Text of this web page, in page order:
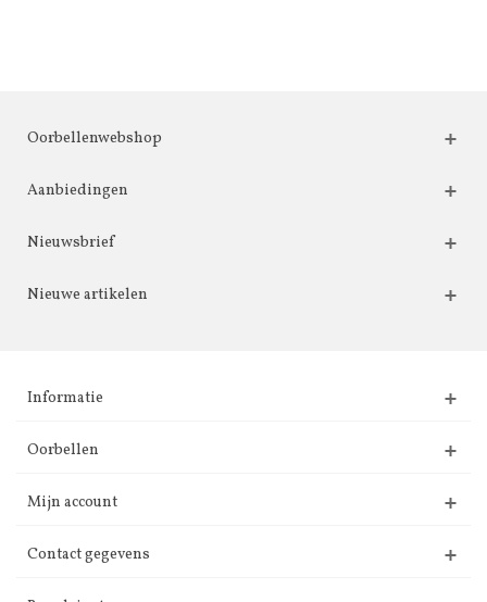
Oorbellenwebshop
Aanbiedingen
Nieuwsbrief
Nieuwe artikelen
Informatie
Oorbellen
Mijn account
Contact gegevens